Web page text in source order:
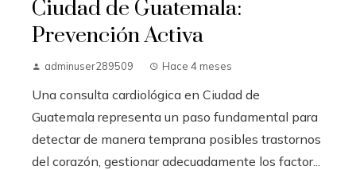
Ciudad de Guatemala:
Prevención Activa
adminuser289509 Hace 4 meses
Una consulta cardiológica en Ciudad de
Guatemala representa un paso fundamental para
detectar de manera temprana posibles trastornos
del corazón, gestionar adecuadamente los factor...